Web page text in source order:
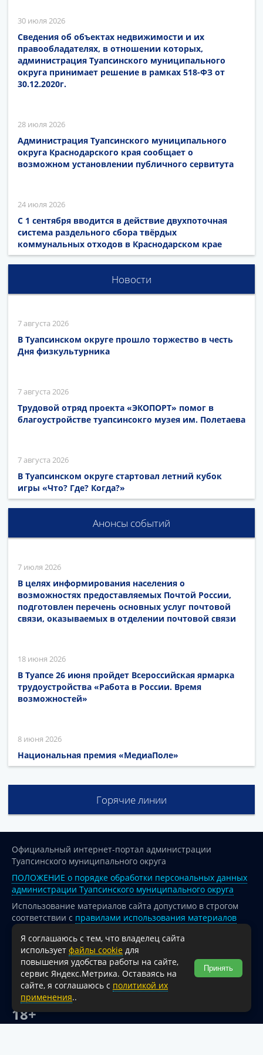
30 июля 2026
Сведения об объектах недвижимости и их
правообладателях, в отношении которых,
администрация Туапсинского муниципального
округа принимает решение в рамках 518-ФЗ от
30.12.2020г.
28 июля 2026
Администрация Туапсинского муниципального
округа Краснодарского края сообщает о
возможном установлении публичного сервитута
24 июля 2026
С 1 сентября вводится в действие двухпоточная
система раздельного сбора твёрдых
коммунальных отходов в Краснодарском крае
Новости
7 августа 2026
В Туапсинском округе прошло торжество в честь
Дня физкультурника
7 августа 2026
Трудовой отряд проекта «ЭКОПОРТ» помог в
благоустройстве туапсинсокго музея им. Полетаева
7 августа 2026
В Туапсинском округе стартовал летний кубок
игры «Что? Где? Когда?»
Анонсы событий
7 июля 2026
В целях информирования населения о
возможностях предоставляемых Почтой России,
подготовлен перечень основных услуг почтовой
связи, оказываемых в отделении почтовой связи
18 июня 2026
В Туапсе 26 июня пройдет Всероссийская ярмарка
трудоустройства «Работа в России. Время
возможностей»
8 июня 2026
Национальная премия «МедиаПоле»
Горячие линии
Официальный интернет-портал администрации
Туапсинского муниципального округа
ПОЛОЖЕНИЕ о порядке обработки персональных данных
администрации Туапсинского муниципального округа
Использование материалов сайта допустимо в строгом
соответствии с правилами использования материалов
опубликованных на сайте
При перепечатке и использовании информации ссылка
на источник обязательна.
Для сайтов и страниц сети Интернет обязательна
активная гиперссылка на официальный интернет-портал
администрации Туапсинского муниципального округа.
18+
Я соглашаюсь с тем, что владелец сайта
использует файлы cookie для
повышения удобства работы на сайте,
сервис Яндекс.Метрика. Оставаясь на
сайте, я соглашаюсь с политикой их
применения..
Принять